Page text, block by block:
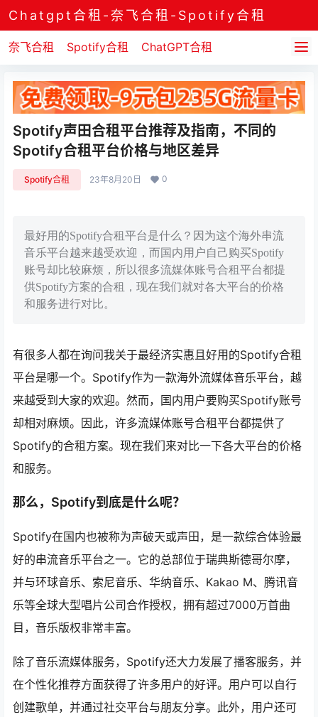
Chatgpt合租-奈飞合租-Spotify合租
奈飞合租 Spotify合租 ChatGPT合租
Spotify声田合租平台推荐及指南，不同的
Spotify合租平台价格与地区差异
Spotify合租 23年8月20日 0
最好用的Spotify合租平台是什么？因为这个海外串流
音乐平台越来越受欢迎，而国内用户自己购买Spotify
账号却比较麻烦，所以很多流媒体账号合租平台都提
供Spotify方案的合租，现在我们就对各大平台的价格
和服务进行对比。
有很多人都在询问我关于最经济实惠且好用的Spotify合租
平台是哪一个。Spotify作为一款海外流媒体音乐平台，越
来越受到大家的欢迎。然而，国内用户要购买Spotify账号
却相对麻烦。因此，许多流媒体账号合租平台都提供了
Spotify的合租方案。现在我们来对比一下各大平台的价格
和服务。
那么，Spotify到底是什么呢？
Spotify在国内也被称为声破天或声田，是一款综合体验最
好的串流音乐平台之一。它的总部位于瑞典斯德哥尔摩，
并与环球音乐、索尼音乐、华纳音乐、Kakao M、腾讯音
乐等全球大型唱片公司合作授权，拥有超过7000万首曲
目，音乐版权非常丰富。
除了音乐流媒体服务，Spotify还大力发展了播客服务，并
在个性化推荐方面获得了许多用户的好评。用户可以自行
创建歌单，并通过社交平台与朋友分享。此外，用户还可